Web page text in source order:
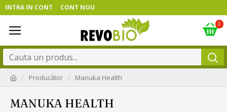
INTRA IN CONT CONT NOU
0
Producător Manuka Health
MANUKA HEALTH